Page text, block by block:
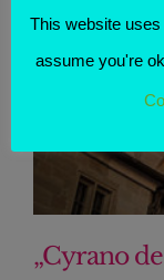
„Cyrano
This website
assume you're